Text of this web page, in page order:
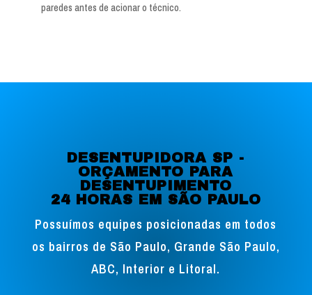
paredes antes de acionar o técnico.
DESENTUPIDORA SP -
ORÇAMENTO PARA
DESENTUPIMENTO
24 HORAS EM SÃO PAULO
Possuímos equipes posicionadas em todos
os bairros de São Paulo, Grande São Paulo,
ABC, Interior e Litoral.